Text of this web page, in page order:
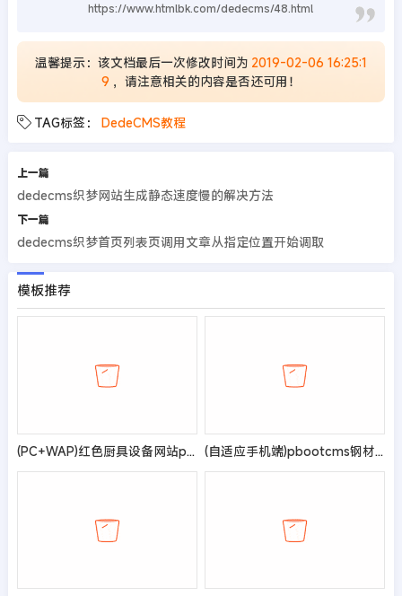
https://www.htmlbk.com/dedecms/48.html
温馨提示：该文档最后一次修改时间为 2019-02-06 16:25:1
9 ，请注意相关的内容是否还可用！
TAG标签： DedeCMS教程
上一篇
dedecms织梦网站生成静态速度慢的解决方法
下一篇
dedecms织梦首页列表页调用文章从指定位置开始调取
模板推荐
(PC+WAP)红色厨具设备网站pbootcms模板 厨房用品网站源码 (自适应手机端)pbootcms钢材加工网站模板 钢材切割钢材销售网站源码